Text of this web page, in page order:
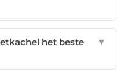
het beste
▼